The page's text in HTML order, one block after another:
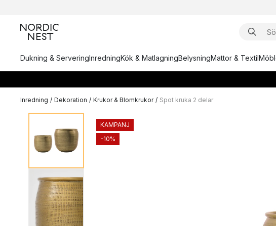
Dukning & ServeringInredningKök & MatlagningBelysningMattor & Textil
Inredning / Dekoration / Krukor & Blomkrukor / Spot kruka 2 delar
KAMPANJ
-10%